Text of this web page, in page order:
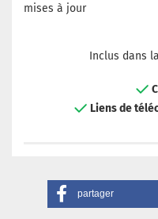
mises à jour
Inclus dans
Liens de
partager